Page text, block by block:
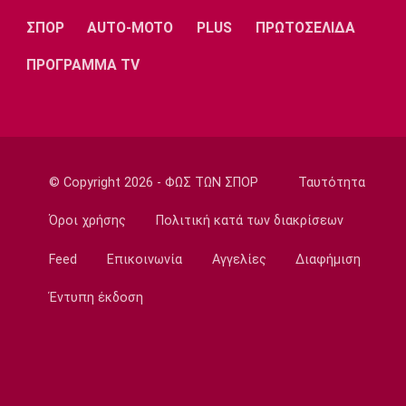
Επίσημα στη Ρεάλ Μαδρίτης ο Ντιομαντέ
22:20
Κολύμβηση
κάνατε υπερήφανους και ευτυχισμένους»
Ο Ζορζίνιο στον Πανσερραϊκό
ΣΠΟΡ AUTO-MOTO PLUS ΠΡΩΤΟΣΕΛΙΔΑ
ΠΡΟΓΡΑΜΜΑ TV
© Copyright 2026 - ΦΩΣ ΤΩΝ ΣΠΟΡ Ταυτότητα
Όροι χρήσης Πολιτική κατά των διακρίσεων
Feed Επικοινωνία Αγγελίες Διαφήμιση
Έντυπη έκδοση